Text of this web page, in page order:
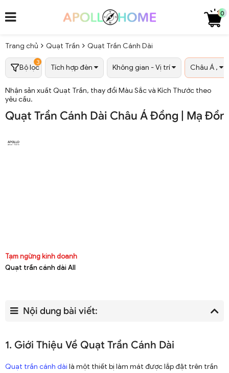
0
Trang chủ Quạt Trần Quạt Trần Cánh Dài
Bộ lọc
3
Tích hợp đèn Không gian - Vị trí Châu Á ,
Nhận sản xuất Quạt Trần, thay đổi Màu Sắc và Kích Thước theo
yêu cầu.
Quạt Trần Cánh Dài Châu Á Đồng | Mạ
Tạm ngừng kinh doanh
Quạt trần cánh dài All
Nội dung bài viết:
1. Giới Thiệu Về Quạt Trần Cánh Dài
Quạt trần cánh dài là một thiết bị làm mát được lắp đặt trên trần